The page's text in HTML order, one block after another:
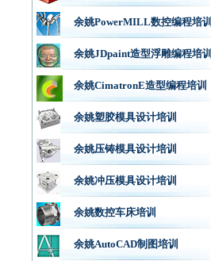
余姚PowerMILL数控编程培训
余姚JDpaint造型浮雕编程培训
余姚CimatronE造型编程培训
余姚塑胶模具设计培训
余姚压铸模具设计培训
余姚冲压模具设计培训
余姚数控车床培训
余姚AutoCAD制图培训